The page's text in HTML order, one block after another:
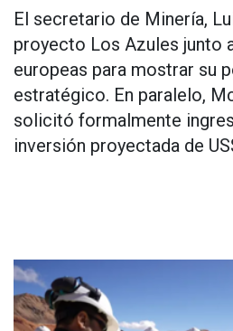
El secretario de Minería,
proyecto Los Azules junto
europeas para mostrar su
estratégico. En paralelo,
solicitó formalmente
inversión proyectada de